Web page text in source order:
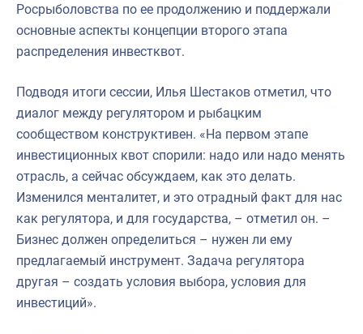
Росрыболовства по ее продолжению и поддержали
основные аспекты концепции второго этапа
распределения инвестквот.
Подводя итоги сессии, Илья Шестаков отметил, что
диалог между регулятором и рыбацким
сообществом конструктивен. «На первом этапе
инвестиционных квот спорили: надо или надо менять
отрасль, а сейчас обсуждаем, как это делать.
Изменился менталитет, и это отрадный факт для нас
как регулятора, и для государства, – отметил он. –
Бизнес должен определиться – нужен ли ему
предлагаемый инструмент. Задача регулятора
другая – создать условия выбора, условия для
инвестиций».